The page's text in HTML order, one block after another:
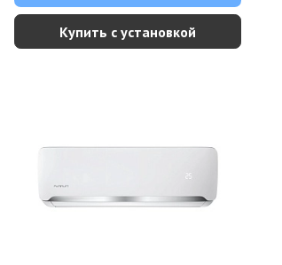
Купить с установкой